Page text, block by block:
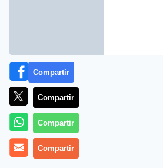
Compartir
Compartir
Compartir
Compartir